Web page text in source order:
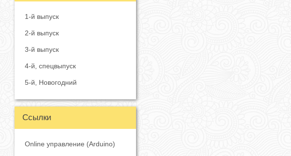
1-й выпуск
2-й выпуск
3-й выпуск
4-й, спецвыпуск
5-й, Новогодний
Ссылки
Online управление (Arduino)